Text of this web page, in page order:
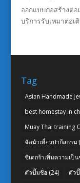
ออกแบบก่อสร้างต่
บริการรับเหมาต่อเ
Tag
Asian Handmade
best homestay in
Muay Thai training
จัดนำเที่ยวปากีสถาน
ซิเดกร้าเพิ่มความเป็
ตัวปั๊มชื่อ(24) ตัว